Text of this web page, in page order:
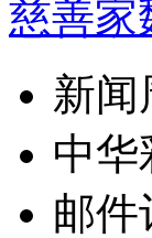
慈善家
新闻
中华
邮件